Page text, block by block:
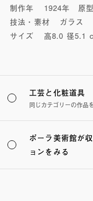
制作年
1924年 原
技法・素材
ガラス
サイズ
高8.0 径5.1
工芸と化粧道具
同じカテゴリーの作品
ポーラ美術館が
ョンをみる